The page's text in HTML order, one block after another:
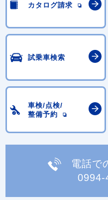
カタログ請求
試乗車検索
車検/点検/
整備予約
電話で
0994-